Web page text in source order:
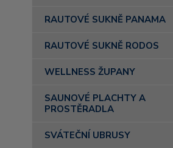
RAUTOVÉ SUKNĚ PANAMA
RAUTOVÉ SUKNĚ RODOS
WELLNESS ŽUPANY
SAUNOVÉ PLACHTY A
PROSTĚRADLA
SVÁTEČNÍ UBRUSY